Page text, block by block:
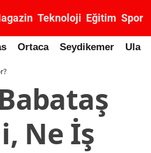
Teknoloji Eğitim Spor
Ortaca Seydikemer Ula
Ne İş